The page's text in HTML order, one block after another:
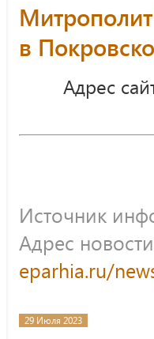
в
Адрес
Источник
Адрес
eparhia.ru/
29 Июля 2023